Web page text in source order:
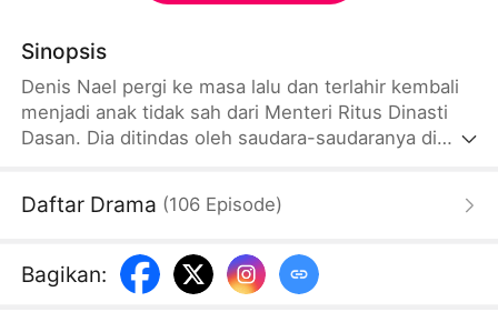
Sinopsis
Denis Nael pergi ke masa lalu dan terlahir kembali
menjadi anak tidak sah dari Menteri Ritus Dinasti
Dasan. Dia ditindas oleh saudara-saudaranya di
jebakan orang lain, Denis menggunakan bakatnya
mulai jatuh cinta pada wanita seperti Putri Shseila
dan Jenderal Alina. Kemudian, dia mulai melakukan
Daftar Drama (106 Episode)
Bagikan: